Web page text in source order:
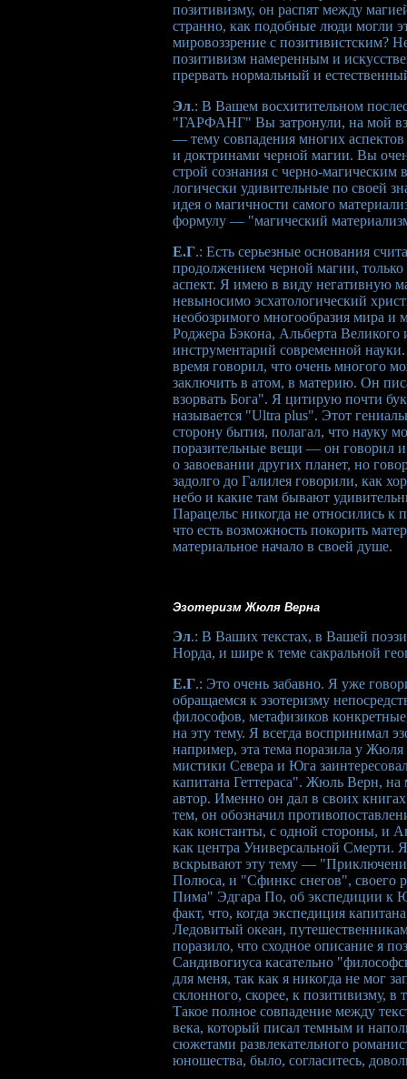
позитивизму, он распят между
странно, как подобные люди могли
мировоззрение с позитивистским?
позитивизм намеренным и
прервать нормальный и
Эл.: В Вашем восхитительном
"ГАРФАНГ" Вы затронули, на мой
— тему совпадения многих
и доктринами черной магии. Вы
строй сознания с черно-
логически удивительные по своей
идея о магичности самого
формулу — "магический
Е.Г.: Есть серьезные основания
продолжением черной магии,
аспект. Я имею в виду негативную
невыносимо эсхатологический
необозримого многообразия мира и
Роджера Бэкона, Альберта
инструментарий современной
время говорил, что очень многого
заключить в атом, в материю. Он
взорвать Бога". Я цитирую почти
называется "Ultra plus". Этот
сторону бытия, полагал, что науку
поразительные вещи — он говорил
о завоевании других планет, но
задолго до Галилея говорили, как
небо и какие там бывают
Парацельс никогда не относились
что есть возможность покорить
материальное начало в своей душе.
Эзотеризм Жюля Верна
Эл.: В Ваших текстах, в Вашей
Норда, и шире к теме сакральной
Е.Г.: Это очень забавно. Я уже
обращаемся к эзотеризму
философов, метафизиков
на эту тему. Я всегда воспринимал
например, эта тема поразила у
мистики Севера и Юга
капитана Геттераса". Жюль Верн,
автор. Именно он дал в своих
тем, он обозначил
как константы, с одной стороны,
как центра Универсальной Смерти.
вскрывают эту тему —
Полюса, и "Сфинкс снегов", своего
Пима" Эдгара По, об экспедиции к
факт, что, когда экспедиция
Ледовитый океан,
поразило, что сходное описание я
Сандивогиуса касательно
для меня, так как я никогда не мог
склонного, скорее, к позитивизму, в
Такое полное совпадение между
века, который писал темным и
сюжетами развлекательного
юношества, было, согласитесь,